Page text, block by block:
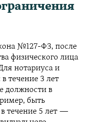
№127-ФЗ, после
физического лица
нотариуса и
течение 3 лет
должности в
быть
течение 5 лет —